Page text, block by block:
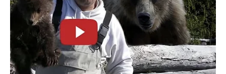
1 šolja riže : 2,5 šolje vode
Ovaj omjer osigurava da riža omekša, ali da zrna ostanu
rastresita. Ako stavite premalo vode, riža će ostati tvrda;
ako pretjerate, dobićete kašastu masu.